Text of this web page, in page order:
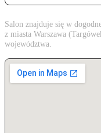
Salon znajduje się w
z miasta Warszawa
województwa.